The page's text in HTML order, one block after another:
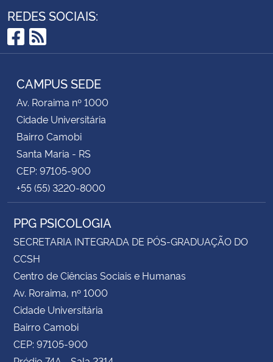
REDES SOCIAIS:
Facebook
RSS
CAMPUS SEDE
Av. Roraima nº 1000
Cidade Universitária
Bairro Camobi
Santa Maria - RS
CEP: 97105-900
+55 (55) 3220-8000
PPG PSICOLOGIA
SECRETARIA INTEGRADA DE PÓS-GRADUAÇÃO DO
CCSH
Centro de Ciências Sociais e Humanas
Av. Roraima, nº 1000
Cidade Universitária
Bairro Camobi
CEP: 97105-900